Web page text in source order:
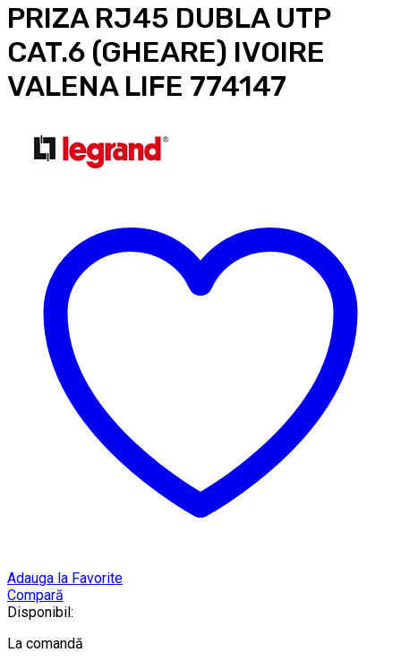
PRIZA RJ45 DUBLA UTP
CAT.6 (GHEARE) IVOIRE
VALENA LIFE 774147
Adauga la Favorite
Compară
Disponibil:
La comandă